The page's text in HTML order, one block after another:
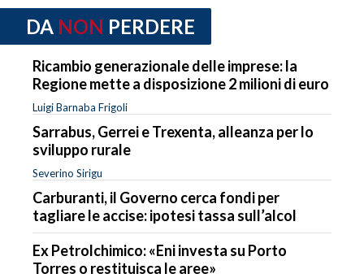
DA NON PERDERE
Ricambio generazionale delle imprese: la
Regione mette a disposizione 2 milioni di euro
Luigi Barnaba Frigoli
Sarrabus, Gerrei e Trexenta, alleanza per lo
sviluppo rurale
Severino Sirigu
Carburanti, il Governo cerca fondi per
tagliare le accise: ipotesi tassa sull’alcol
Ex Petrolchimico: «Eni investa su Porto
Torres o restituisca le aree»